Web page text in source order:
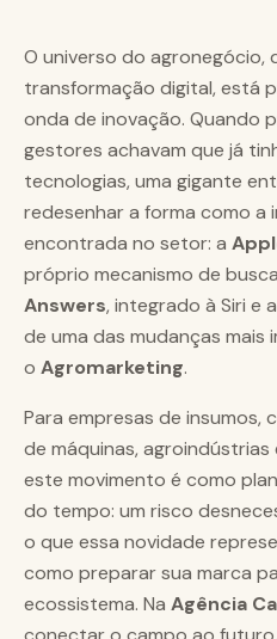
O universo do agronegócio,
transformação digital, está
onda de inovação. Quando
gestores achavam que já
tecnologias, uma gigante
redesenhar a forma como a
encontrada no setor: a
próprio mecanismo de
Answers, integrado à Siri e
de uma das mudanças mais
o Agromarketing.
Para empresas de
de máquinas,
este movimento é como
do tempo: um risco
o que essa novidade
como preparar sua marca
ecossistema. Na Agência